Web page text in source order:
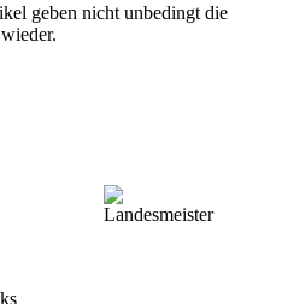
geben nicht unbedingt die